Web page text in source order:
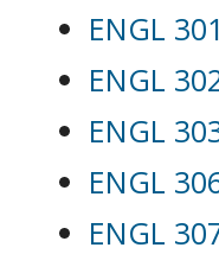
ENGL
ENGL
ENGL
ENGL
ENGL